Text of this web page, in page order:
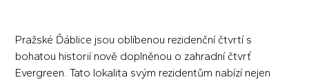
Pražské Ďáblice jsou oblíbenou rezidenční čtvrtí s
bohatou historií nově doplněnou o zahradní čtvrť
Evergreen. Tato lokalita svým rezidentům nabízí nejen